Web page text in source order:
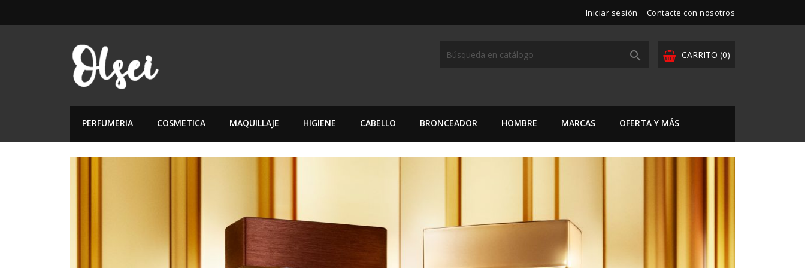
Iniciar sesión Contacte con nosotros
CARRITO (0)

PERFUMERIA COSMETICA MAQUILLAJE HIGIENE CABELLO BRONCEADOR HOMBRE MARCAS OFERTA Y MÁS